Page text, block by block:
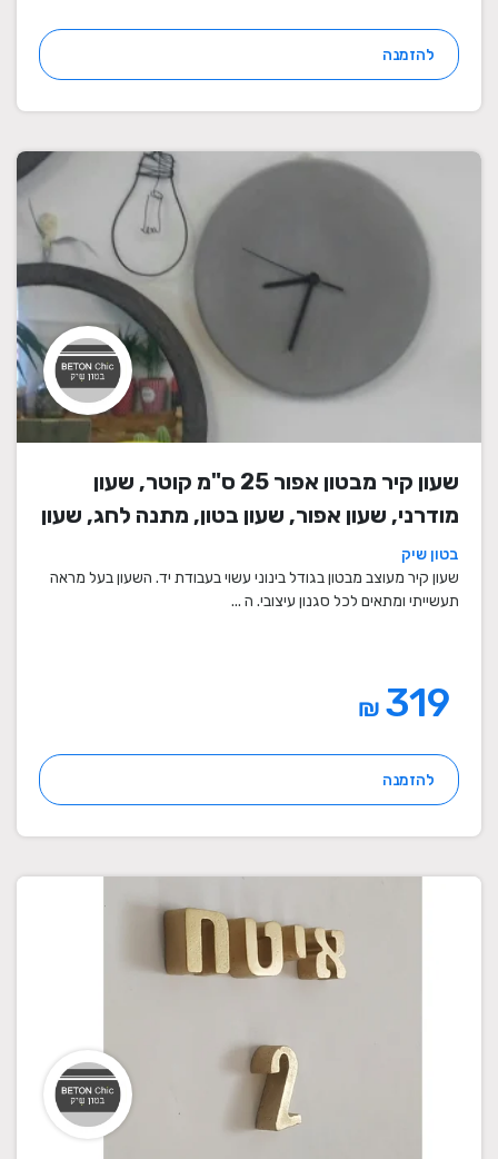
להזמנה
שעון קיר מבטון אפור 25 ס"מ קוטר, שעון
מודרני, שעון אפור, שעון בטון, מתנה לחג, שעון
מעוצב, שעון מיוחד, שעון תעשייתי, שעון לסלון,
שעון קיר
בטון שיק
שעון קיר מעוצב מבטון בגודל בינוני עשוי בעבודת יד. השעון בעל מראה
תעשייתי ומתאים לכל סגנון עיצובי. ה ...
₪
להזמנה